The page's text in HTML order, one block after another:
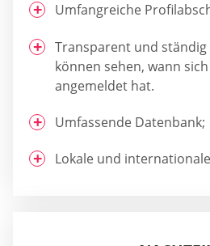
Umfangreiche
Transparent und ständig
können sehen, wann
angemeldet hat.
Umfassende Datenbank;
Lokale und